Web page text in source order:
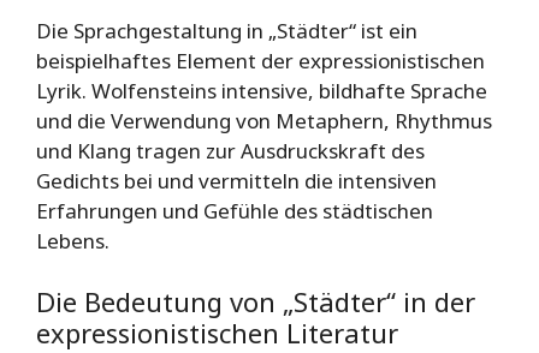
Die Sprachgestaltung in „Städter“ ist ein
beispielhaftes Element der expressionistischen
Lyrik. Wolfensteins intensive, bildhafte Sprache
und die Verwendung von Metaphern, Rhythmus
und Klang tragen zur Ausdruckskraft des
Gedichts bei und vermitteln die intensiven
Erfahrungen und Gefühle des städtischen
Lebens.
Die Bedeutung von „Städter“ in der
expressionistischen Literatur